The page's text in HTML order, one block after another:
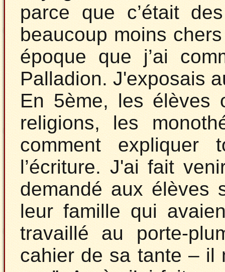
parce que c’était
beaucoup moins
époque que j’ai
Palladion. J'exposais
En 5ème, les élèves
religions, les
comment
l’écriture. J'ai fait
demandé aux élèves
leur famille qui
travaillé au porte-
cahier de sa tante – il